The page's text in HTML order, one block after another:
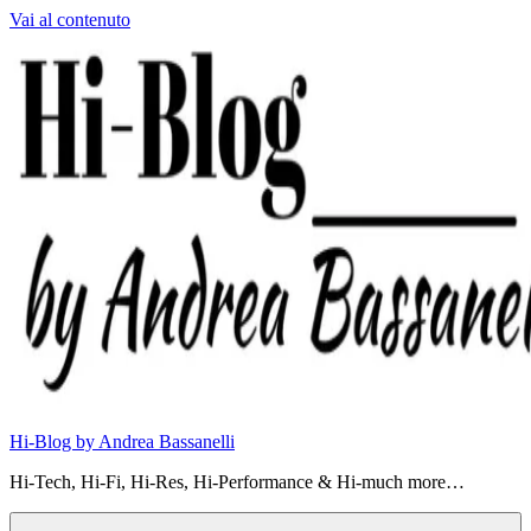
Vai al contenuto
Hi-Blog by Andrea Bassanelli
Hi-Tech, Hi-Fi, Hi-Res, Hi-Performance & Hi-much more…